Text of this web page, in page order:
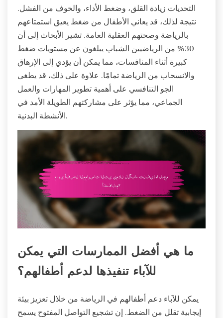
التحديات زيادة القلق، وضغط الأداء، والخوف من الفشل.
نتيجة لذلك، قد يعاني الأطفال من ضغط يعيق استمتاعهم
بالرياضة وصحتهم العقلية العامة. تشير الأبحاث إلى أن
30% من الرياضيين الشباب يبلغون عن مستويات ضغط
كبيرة أثناء المنافسات، مما يمكن أن يؤدي إلى الإرهاق
والانسحاب من الرياضة تمامًا. علاوة على ذلك، قد يطغى
الجو التنافسي على أهمية تطوير المهارات والعمل
الجماعي، مما يؤثر على مشاركتهم الطويلة الأمد في
الأنشطة البدنية.
ما هي أفضل الممارسات التي يمكن
للآباء تنفيذها لدعم أطفالهم؟
يمكن للآباء دعم أطفالهم في الرياضة من خلال تعزيز بيئة
إيجابية تقلل من الضغط. إن تشجيع التواصل المفتوح يسمح